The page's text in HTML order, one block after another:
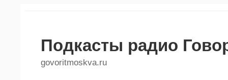
Подкасты радио
govoritmoskva.ru